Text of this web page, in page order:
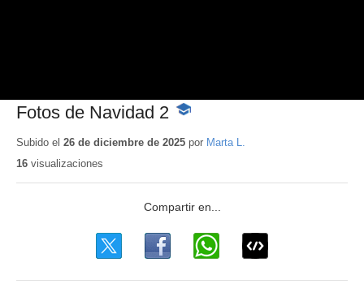
Fotos de Navidad 2 -
educativo
Subido el 26 de diciembre de 2025 por Marta L.
16 visualizaciones